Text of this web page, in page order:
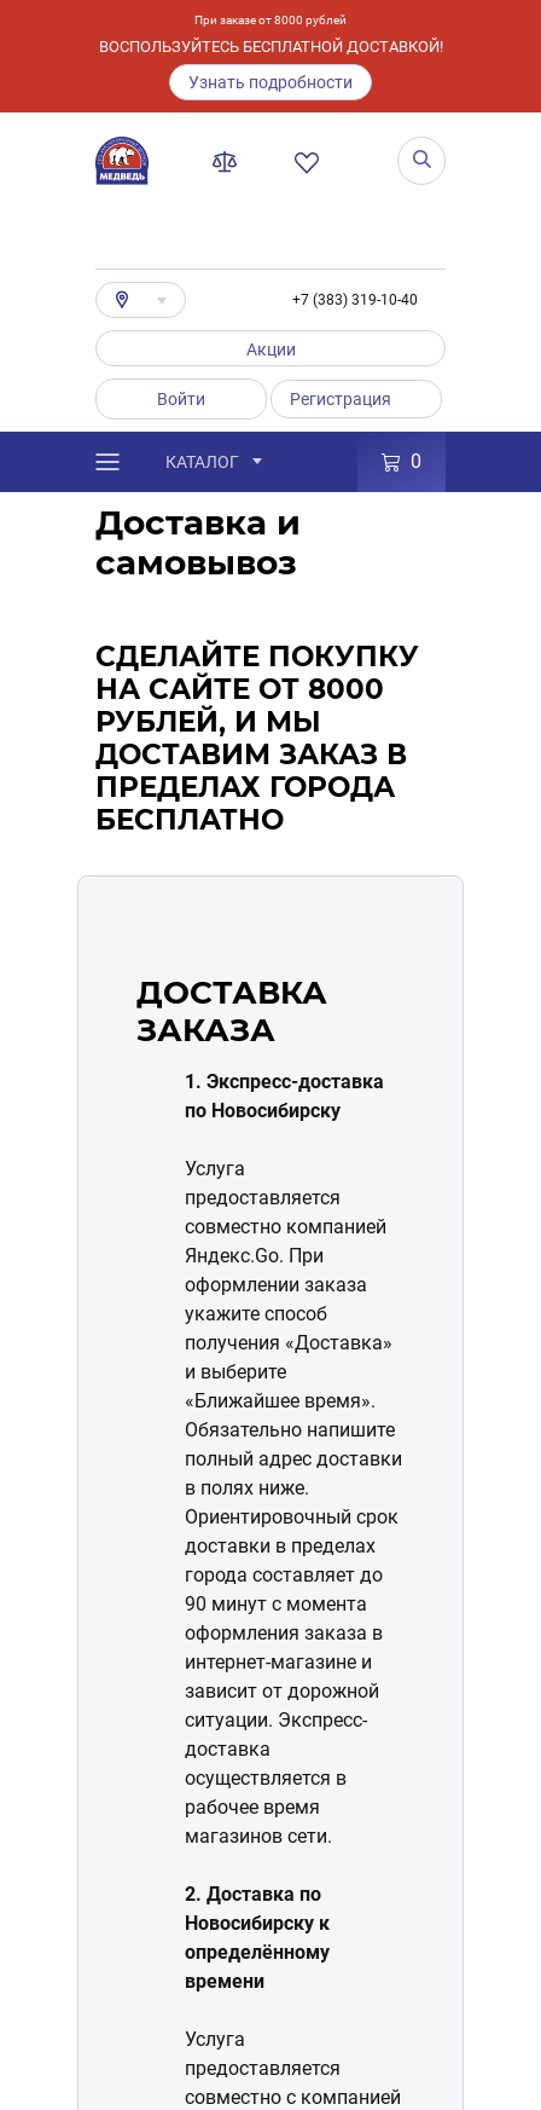
При заказе от 8000 рублей
ВОСПОЛЬЗУЙТЕСЬ БЕСПЛАТНОЙ ДОСТАВКОЙ!
Узнать подробности
+7 (383) 319-10-40
Акции
Войти Регистрация
КАТАЛОГ 0
Услуги / Способы получения заказа
Доставка и
самовывоз
СДЕЛАЙТЕ ПОКУПКУ
НА САЙТЕ ОТ 8000
РУБЛЕЙ, И МЫ
ДОСТАВИМ ЗАКАЗ В
ПРЕДЕЛАХ ГОРОДА
БЕСПЛАТНО
ДОСТАВКА
ЗАКАЗА
1. Экспресс-доставка
по Новосибирску
Услуга
предоставляется
совместно компанией
Яндекс.Go. При
оформлении заказа
укажите способ
получения «Доставка»
и выберите
«Ближайшее время».
Обязательно напишите
полный адрес доставки
в полях ниже.
Ориентировочный срок
доставки в пределах
города составляет до
90 минут с момента
оформления заказа в
интернет-магазине и
зависит от дорожной
ситуации. Экспресс-
доставка
осуществляется в
рабочее время
магазинов сети.
2. Доставка по
Новосибирску к
определённому
времени
Услуга
предоставляется
совместно с компанией